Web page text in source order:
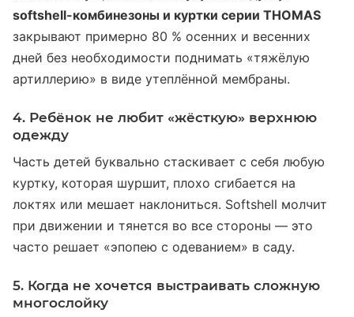
softshell-комбинезоны и куртки серии THOMAS
закрывают примерно 80 % осенних и весенних
дней без необходимости поднимать «тяжёлую
артиллерию» в виде утеплённой мембраны.
4. Ребёнок не любит «жёсткую» верхнюю
одежду
Часть детей буквально стаскивает с себя любую
куртку, которая шуршит, плохо сгибается на
локтях или мешает наклониться. Softshell молчит
при движении и тянется во все стороны — это
часто решает «эпопею с одеванием» в саду.
5. Когда не хочется выстраивать сложную
многослойку